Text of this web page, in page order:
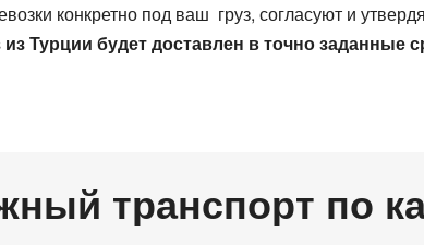
конкретно под ваш груз, согласуют и
Турции будет доставлен в точно заданные
транспорт по